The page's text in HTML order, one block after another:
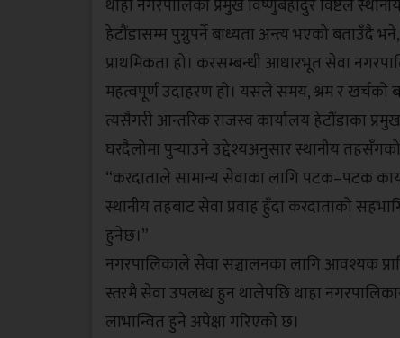
थाहा नगरपालिका प्रमुख विष्णुबहादुर विष्टले
हेटौंडासम्म पुग्नुपर्ने बाध्यता अन्त्य भएको बताउँदै
प्राथमिकता हो। करसम्बन्धी आधारभूत सेवा
महत्वपूर्ण उदाहरण हो। यसले समय, श्रम र
त्यसैगरी आन्तरिक राजस्व कार्यालय हेटौंडाका
घरदैलोमा पुर्‍याउने उद्देश्यअनुसार स्थानीय
“करदाताले सामान्य सेवाका लागि पटक–पटक
स्थानीय तहबाट सेवा प्रवाह हुँदा करदाताको
हुनेछ।”
नगरपालिकाले सेवा सञ्चालनका लागि आवश्यक
स्तरमै सेवा उपलब्ध हुन थालेपछि थाहा
लाभान्वित हुने अपेक्षा गरिएको छ।